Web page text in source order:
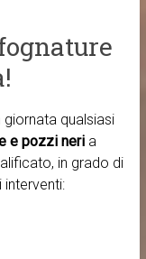
qualsiasi
e pozzi neria
in grado di